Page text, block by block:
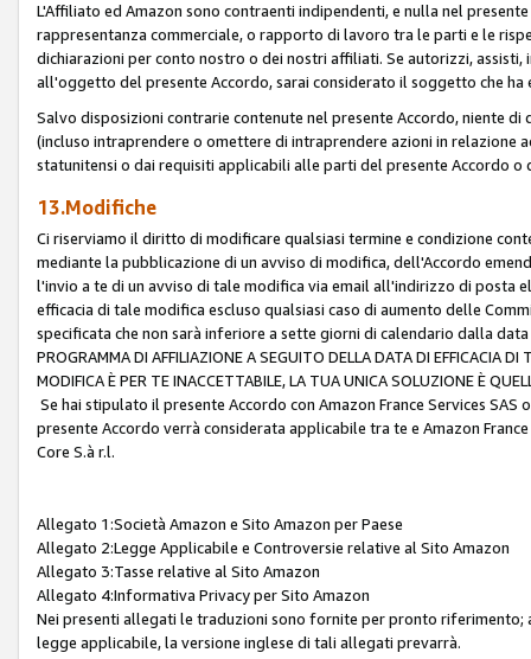
L'Affiliato ed Amazon sono contraenti indipendenti, e nulla nel
rappresentanza commerciale, o rapporto di lavoro tra le parti e le
dichiarazioni per conto nostro o dei nostri affiliati. Se autorizzi,
all'oggetto del presente Accordo, sarai considerato il soggetto che
Salvo disposizioni contrarie contenute nel presente Accordo, niente
(incluso intraprendere o omettere di intraprendere azioni in relazione
statunitensi o dai requisiti applicabili alle parti del presente Accordo o
13.Modifiche
Ci riserviamo il diritto di modificare qualsiasi termine e condizione
mediante la pubblicazione di un avviso di modifica, dell'Accordo
l'invio a te di un avviso di tale modifica via email all'indirizzo di
efficacia di tale modifica escluso qualsiasi caso di aumento delle
specificata che non sarà inferiore a sette giorni di calendario dalla data
PROGRAMMA DI AFFILIAZIONE A SEGUITO DELLA DATA DI EFFICACIA
MODIFICA È PER TE INACCETTABILE, LA TUA UNICA SOLUZIONE È
Se hai stipulato il presente Accordo con Amazon France Services
presente Accordo verrà considerata applicabile tra te e Amazon
Core S.à r.l.
Allegato 1:Società Amazon e Sito Amazon per Paese
Allegato 2:Legge Applicabile e Controversie relative al Sito Amazon
Allegato 3:Tasse relative al Sito Amazon
Allegato 4:Informativa Privacy per Sito Amazon
Nei presenti allegati le traduzioni sono fornite per pronto riferimento;
legge applicabile, la versione inglese di tali allegati prevarrà.